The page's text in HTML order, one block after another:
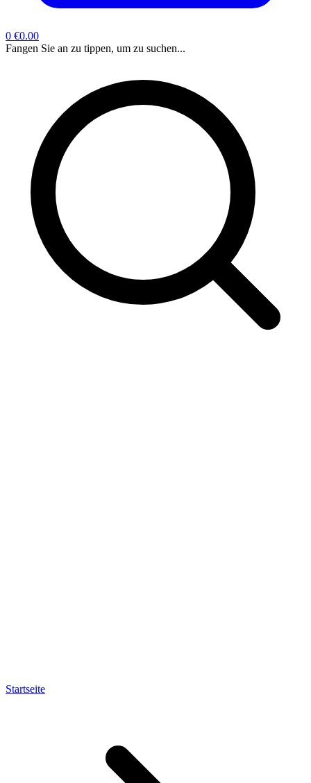
0 €0.00
Fangen Sie an zu tippen, um zu suchen...
Startseite